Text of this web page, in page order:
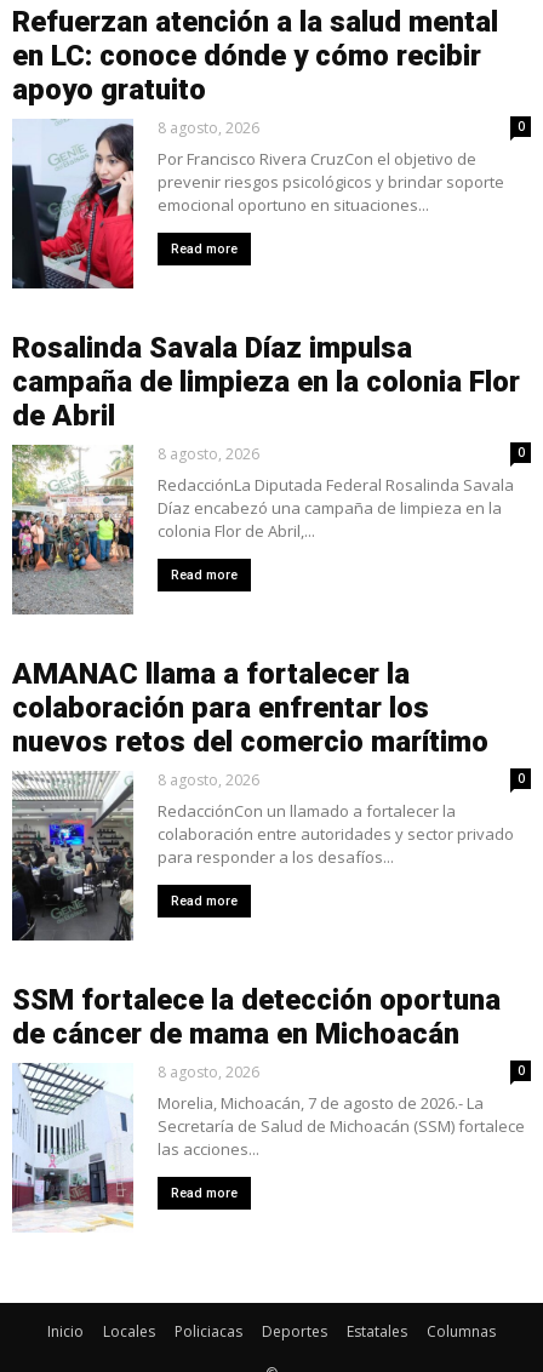
Refuerzan atención a la salud mental
en LC: conoce dónde y cómo recibir
apoyo gratuito
8 agosto, 2026 0
Por Francisco Rivera CruzCon el objetivo de
prevenir riesgos psicológicos y brindar soporte
emocional oportuno en situaciones...
Read more
Rosalinda Savala Díaz impulsa
campaña de limpieza en la colonia Flor
de Abril
8 agosto, 2026 0
RedacciónLa Diputada Federal Rosalinda Savala
Díaz encabezó una campaña de limpieza en la
colonia Flor de Abril,...
Read more
AMANAC llama a fortalecer la
colaboración para enfrentar los
nuevos retos del comercio marítimo
8 agosto, 2026 0
RedacciónCon un llamado a fortalecer la
colaboración entre autoridades y sector privado
para responder a los desafíos...
Read more
SSM fortalece la detección oportuna
de cáncer de mama en Michoacán
8 agosto, 2026 0
Morelia, Michoacán, 7 de agosto de 2026.- La
Secretaría de Salud de Michoacán (SSM) fortalece
las acciones...
Read more
Inicio Locales Policiacas Deportes Estatales Columnas